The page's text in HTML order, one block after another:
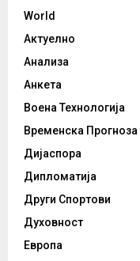
World
Актуелно
Анализа
Анкета
Воена Технологија
Временска Прогноза
Дијаспора
Дипломатија
Други Спортови
Духовност
Европа